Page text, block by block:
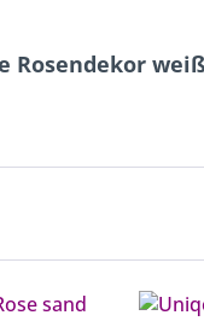
Rosendekor